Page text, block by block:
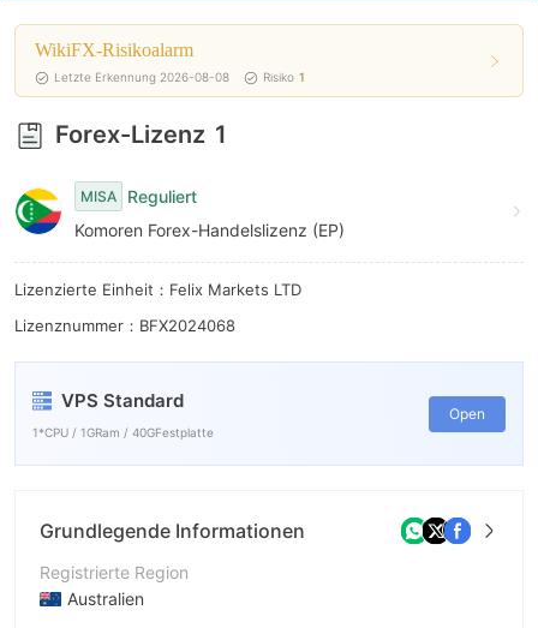
8
9
3
4
5
6
7
8
9
WikiFX-Risikoalarm
Letzte Erkennung 2026-08-08 Risiko 1
Forex-Lizenz 1
MISA
Reguliert
Komoren Forex-Handelslizenz (EP)
Lizenzierte Einheit：Felix Markets LTD
Lizenznummer：BFX2024068
VPS Standard
1*CPU / 1GRam / 40GFestplatte
Open
Grundlegende Informationen
Registrierte Region
Australien